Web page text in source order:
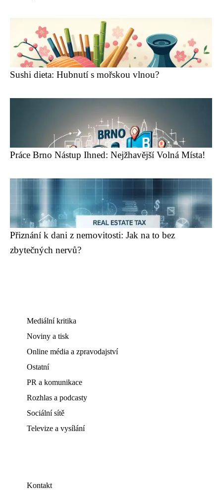
Sushi dieta: Hubnutí s mořskou vlnou?
Práce Brno Nástup Ihned: Nejžhavější Volná Místa!
Přiznání k dani z nemovitosti: Jak na to bez
zbytečných nervů?
Mediální kritika
Noviny a tisk
Online média a zpravodajství
Ostatní
PR a komunikace
Rozhlas a podcasty
Sociální sítě
Televize a vysílání
Kontakt